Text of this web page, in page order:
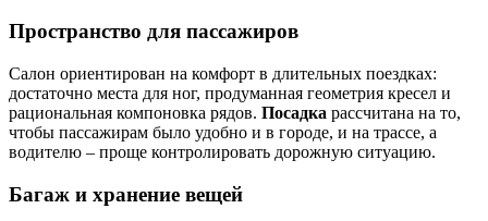
Пространство для пассажиров
Салон ориентирован на комфорт в длительных поездках:
достаточно места для ног, продуманная геометрия кресел и
рациональная компоновка рядов. Посадка рассчитана на то,
чтобы пассажирам было удобно и в городе, и на трассе, а
водителю – проще контролировать дорожную ситуацию.
Багаж и хранение вещей